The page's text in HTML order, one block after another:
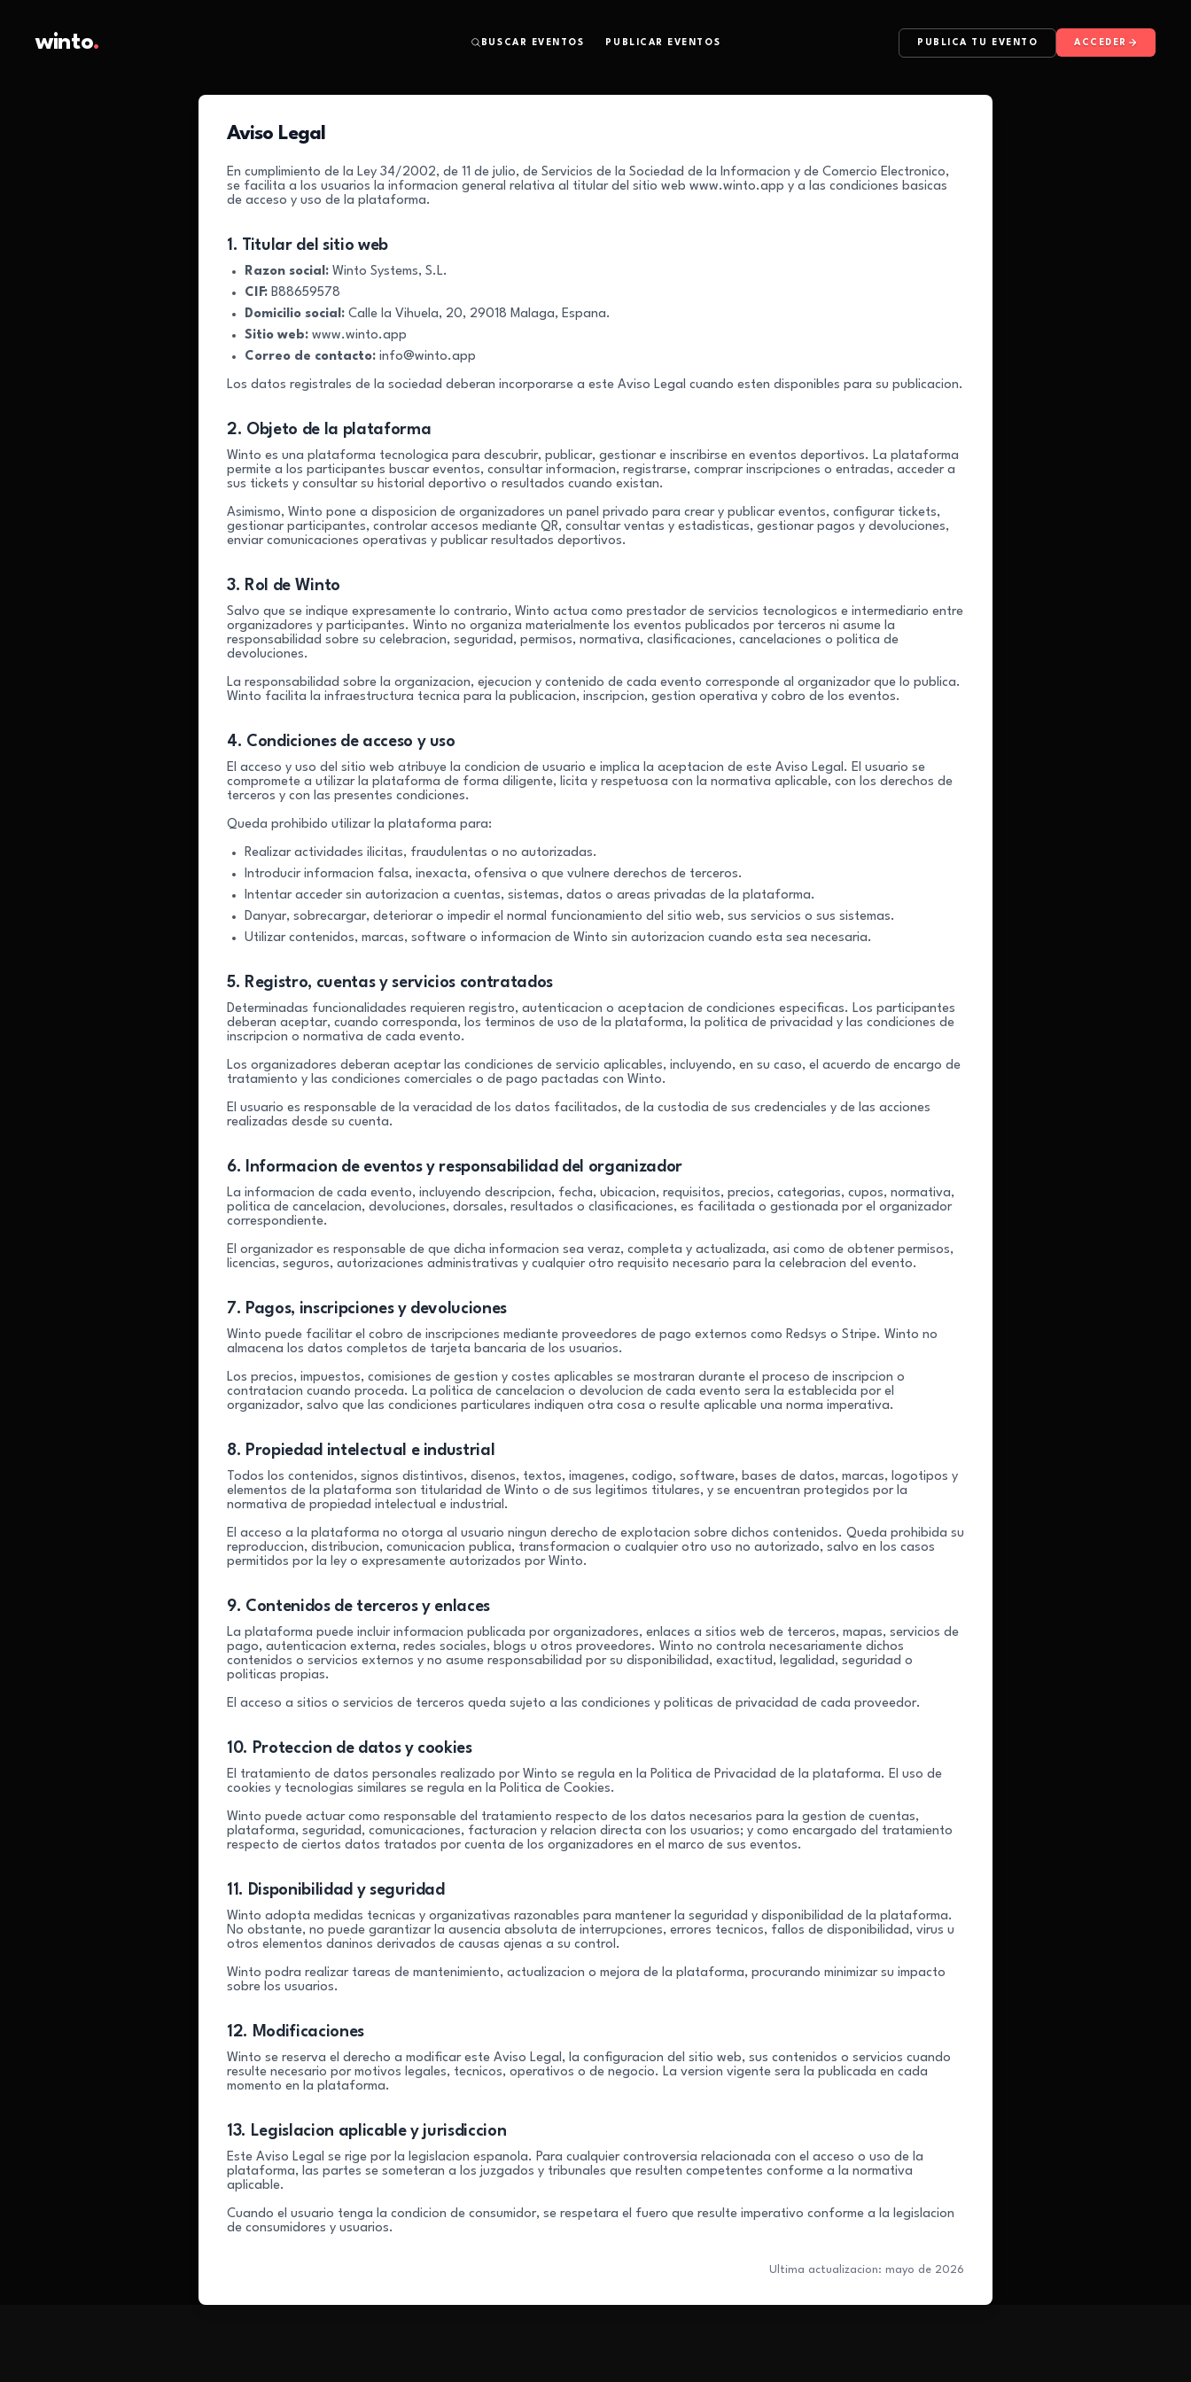
winto. BUSCAR EVENTOS PUBLICAR EVENTOS PUBLICA TU EVENTO ACCEDER
Aviso Legal
En cumplimiento de la Ley 34/2002, de 11 de julio, de Servicios de la Sociedad de la Informacion y de Comercio Electronico,
se facilita a los usuarios la informacion general relativa al titular del sitio web www.winto.app y a las condiciones basicas
de acceso y uso de la plataforma.
1. Titular del sitio web
Razon social: Winto Systems, S.L.
CIF: B88659578
Domicilio social: Calle la Vihuela, 20, 29018 Malaga, Espana.
Sitio web: www.winto.app
Correo de contacto: info@winto.app
Los datos registrales de la sociedad deberan incorporarse a este Aviso Legal cuando esten disponibles para su publicacion.
2. Objeto de la plataforma
Winto es una plataforma tecnologica para descubrir, publicar, gestionar e inscribirse en eventos deportivos. La plataforma
permite a los participantes buscar eventos, consultar informacion, registrarse, comprar inscripciones o entradas, acceder a
sus tickets y consultar su historial deportivo o resultados cuando existan.
Asimismo, Winto pone a disposicion de organizadores un panel privado para crear y publicar eventos, configurar tickets,
gestionar participantes, controlar accesos mediante QR, consultar ventas y estadisticas, gestionar pagos y devoluciones,
enviar comunicaciones operativas y publicar resultados deportivos.
3. Rol de Winto
Salvo que se indique expresamente lo contrario, Winto actua como prestador de servicios tecnologicos e intermediario entre
organizadores y participantes. Winto no organiza materialmente los eventos publicados por terceros ni asume la
responsabilidad sobre su celebracion, seguridad, permisos, normativa, clasificaciones, cancelaciones o politica de
devoluciones.
La responsabilidad sobre la organizacion, ejecucion y contenido de cada evento corresponde al organizador que lo publica.
Winto facilita la infraestructura tecnica para la publicacion, inscripcion, gestion operativa y cobro de los eventos.
4. Condiciones de acceso y uso
El acceso y uso del sitio web atribuye la condicion de usuario e implica la aceptacion de este Aviso Legal. El usuario se
compromete a utilizar la plataforma de forma diligente, licita y respetuosa con la normativa aplicable, con los derechos de
terceros y con las presentes condiciones.
Queda prohibido utilizar la plataforma para:
Realizar actividades ilicitas, fraudulentas o no autorizadas.
Introducir informacion falsa, inexacta, ofensiva o que vulnere derechos de terceros.
Intentar acceder sin autorizacion a cuentas, sistemas, datos o areas privadas de la plataforma.
Danyar, sobrecargar, deteriorar o impedir el normal funcionamiento del sitio web, sus servicios o sus sistemas.
Utilizar contenidos, marcas, software o informacion de Winto sin autorizacion cuando esta sea necesaria.
5. Registro, cuentas y servicios contratados
Determinadas funcionalidades requieren registro, autenticacion o aceptacion de condiciones especificas. Los participantes
deberan aceptar, cuando corresponda, los terminos de uso de la plataforma, la politica de privacidad y las condiciones de
inscripcion o normativa de cada evento.
Los organizadores deberan aceptar las condiciones de servicio aplicables, incluyendo, en su caso, el acuerdo de encargo de
tratamiento y las condiciones comerciales o de pago pactadas con Winto.
El usuario es responsable de la veracidad de los datos facilitados, de la custodia de sus credenciales y de las acciones
realizadas desde su cuenta.
6. Informacion de eventos y responsabilidad del organizador
La informacion de cada evento, incluyendo descripcion, fecha, ubicacion, requisitos, precios, categorias, cupos, normativa,
politica de cancelacion, devoluciones, dorsales, resultados o clasificaciones, es facilitada o gestionada por el organizador
correspondiente.
El organizador es responsable de que dicha informacion sea veraz, completa y actualizada, asi como de obtener permisos,
licencias, seguros, autorizaciones administrativas y cualquier otro requisito necesario para la celebracion del evento.
7. Pagos, inscripciones y devoluciones
Winto puede facilitar el cobro de inscripciones mediante proveedores de pago externos como Redsys o Stripe. Winto no
almacena los datos completos de tarjeta bancaria de los usuarios.
Los precios, impuestos, comisiones de gestion y costes aplicables se mostraran durante el proceso de inscripcion o
contratacion cuando proceda. La politica de cancelacion o devolucion de cada evento sera la establecida por el
organizador, salvo que las condiciones particulares indiquen otra cosa o resulte aplicable una norma imperativa.
8. Propiedad intelectual e industrial
Todos los contenidos, signos distintivos, disenos, textos, imagenes, codigo, software, bases de datos, marcas, logotipos y
elementos de la plataforma son titularidad de Winto o de sus legitimos titulares, y se encuentran protegidos por la
normativa de propiedad intelectual e industrial.
El acceso a la plataforma no otorga al usuario ningun derecho de explotacion sobre dichos contenidos. Queda prohibida su
reproduccion, distribucion, comunicacion publica, transformacion o cualquier otro uso no autorizado, salvo en los casos
permitidos por la ley o expresamente autorizados por Winto.
9. Contenidos de terceros y enlaces
La plataforma puede incluir informacion publicada por organizadores, enlaces a sitios web de terceros, mapas, servicios de
pago, autenticacion externa, redes sociales, blogs u otros proveedores. Winto no controla necesariamente dichos
contenidos o servicios externos y no asume responsabilidad por su disponibilidad, exactitud, legalidad, seguridad o
politicas propias.
El acceso a sitios o servicios de terceros queda sujeto a las condiciones y politicas de privacidad de cada proveedor.
10. Proteccion de datos y cookies
El tratamiento de datos personales realizado por Winto se regula en la Politica de Privacidad de la plataforma. El uso de
cookies y tecnologias similares se regula en la Politica de Cookies.
Winto puede actuar como responsable del tratamiento respecto de los datos necesarios para la gestion de cuentas,
plataforma, seguridad, comunicaciones, facturacion y relacion directa con los usuarios; y como encargado del tratamiento
respecto de ciertos datos tratados por cuenta de los organizadores en el marco de sus eventos.
11. Disponibilidad y seguridad
Winto adopta medidas tecnicas y organizativas razonables para mantener la seguridad y disponibilidad de la plataforma.
No obstante, no puede garantizar la ausencia absoluta de interrupciones, errores tecnicos, fallos de disponibilidad, virus u
otros elementos daninos derivados de causas ajenas a su control.
Winto podra realizar tareas de mantenimiento, actualizacion o mejora de la plataforma, procurando minimizar su impacto
sobre los usuarios.
12. Modificaciones
Winto se reserva el derecho a modificar este Aviso Legal, la configuracion del sitio web, sus contenidos o servicios cuando
resulte necesario por motivos legales, tecnicos, operativos o de negocio. La version vigente sera la publicada en cada
momento en la plataforma.
13. Legislacion aplicable y jurisdiccion
Este Aviso Legal se rige por la legislacion espanola. Para cualquier controversia relacionada con el acceso o uso de la
plataforma, las partes se someteran a los juzgados y tribunales que resulten competentes conforme a la normativa
aplicable.
Cuando el usuario tenga la condicion de consumidor, se respetara el fuero que resulte imperativo conforme a la legislacion
de consumidores y usuarios.
Ultima actualizacion: mayo de 2026